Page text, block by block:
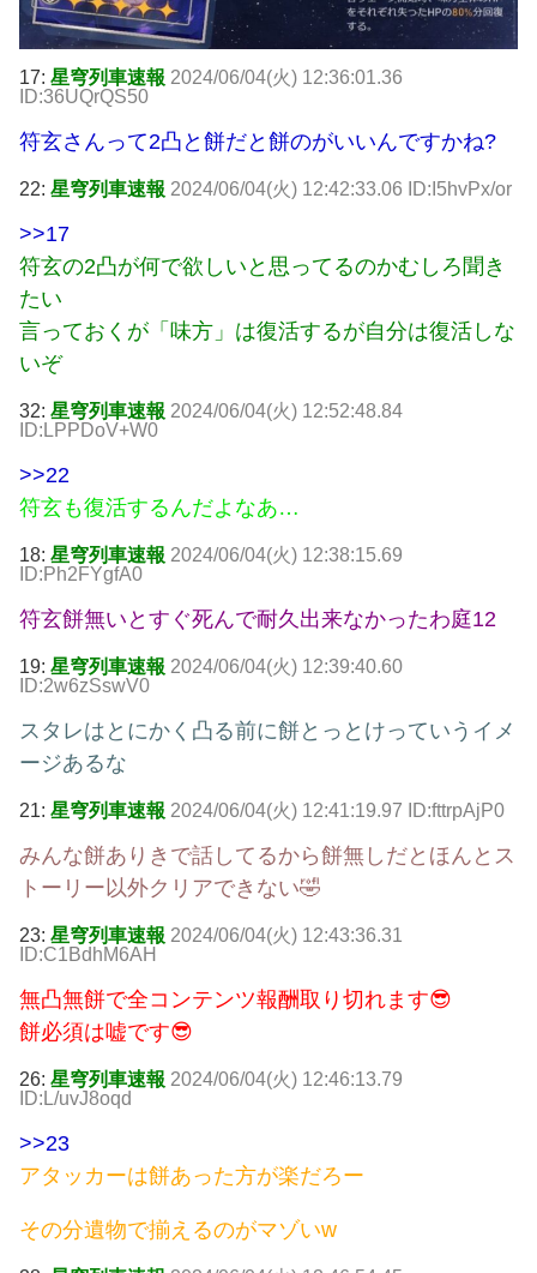
17: 星穹列車速報 2024/06/04(火) 12:36:01.36
ID:36UQrQS50
符玄さんって2凸と餅だと餅のがいいんですかね?
22: 星穹列車速報 2024/06/04(火) 12:42:33.06 ID:I5hvPx/or
>>17
符玄の2凸が何で欲しいと思ってるのかむしろ聞き
たい
言っておくが「味方」は復活するが自分は復活しな
いぞ
32: 星穹列車速報 2024/06/04(火) 12:52:48.84
ID:LPPDoV+W0
>>22
符玄も復活するんだよなあ…
18: 星穹列車速報 2024/06/04(火) 12:38:15.69
ID:Ph2FYgfA0
符玄餅無いとすぐ死んで耐久出来なかったわ庭12
19: 星穹列車速報 2024/06/04(火) 12:39:40.60
ID:2w6zSswV0
スタレはとにかく凸る前に餅とっとけっていうイメ
ージあるな
21: 星穹列車速報 2024/06/04(火) 12:41:19.97 ID:fttrpAjP0
みんな餅ありきで話してるから餅無しだとほんとス
トーリー以外クリアできない🤣
23: 星穹列車速報 2024/06/04(火) 12:43:36.31
ID:C1BdhM6AH
無凸無餅で全コンテンツ報酬取り切れます😎
餅必須は嘘です😎
26: 星穹列車速報 2024/06/04(火) 12:46:13.79
ID:L/uvJ8oqd
>>23
アタッカーは餅あった方が楽だろー
その分遺物で揃えるのがマゾいw